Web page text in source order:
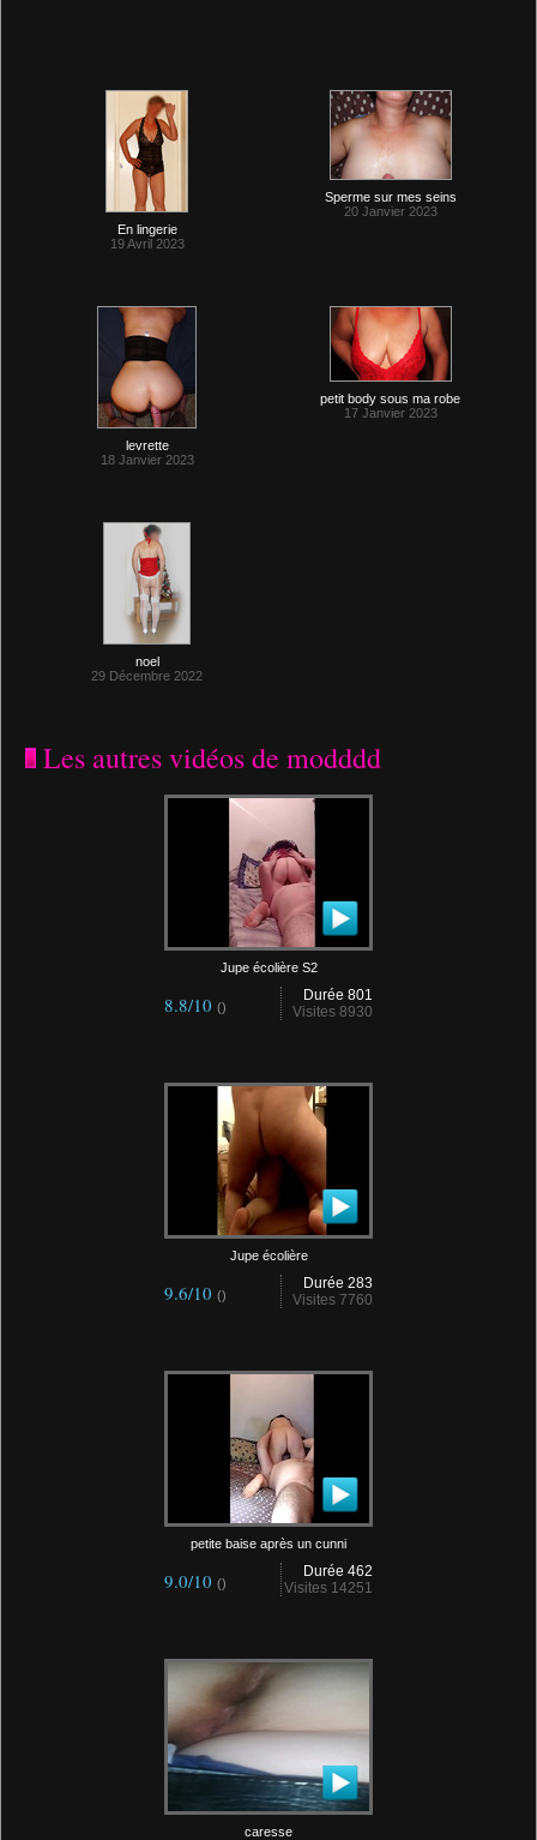
En lingerie
19 Avril 2023
Sperme sur mes seins
20 Janvier 2023
levrette
18 Janvier 2023
petit body sous ma robe
17 Janvier 2023
noel
29 Décembre 2022
Les autres vidéos de modddd
Jupe écolière S2
Durée 801
Visites 8930
8.8/10 ()
Jupe écolière
Durée 283
Visites 7760
9.6/10 ()
petite baise après un cunni
Durée 462
Visites 14251
9.0/10 ()
caresse